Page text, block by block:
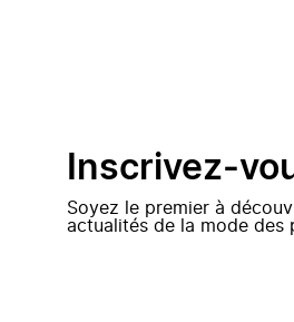
Inscrivez-
Soyez le premier à
actualités de la mode des